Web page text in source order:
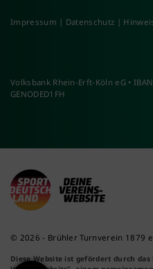
Impressum | Datenschutz |
Volksbank Rhein-Erft-Köln eG •
GENODED1FH
© 2026 - Brühler Turnverein 1879
Diese Website ist gefördert durch das